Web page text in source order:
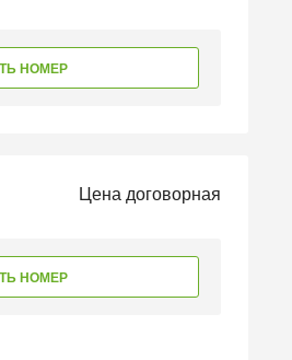
НОМЕР
Цена договорная
НОМЕР